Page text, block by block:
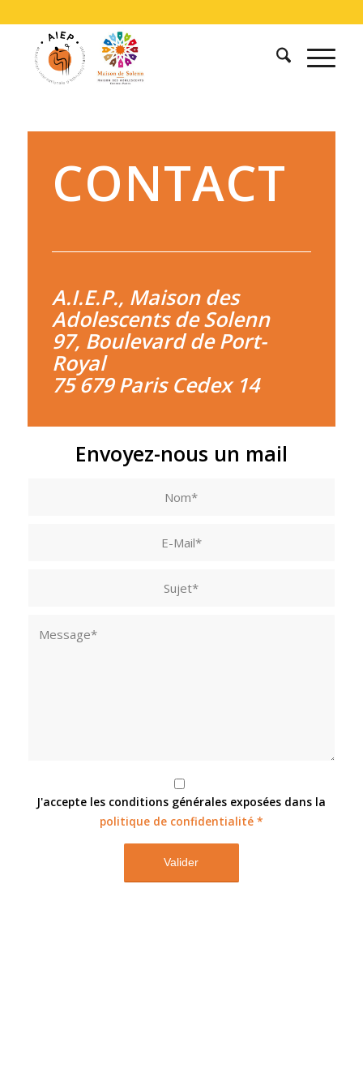
CONTACT
A.I.E.P., Maison des
Adolescents de Solenn
97, Boulevard de Port-
Royal
75 679 Paris Cedex 14
Envoyez-nous un mail
J'accepte les conditions générales exposées dans la
politique de confidentialité *